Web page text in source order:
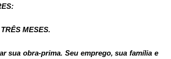
MESES.
sua obra-prima. Seu emprego, sua família e